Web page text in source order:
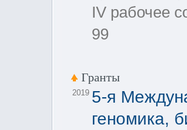
IV рабочее
99
Гранты
2019 5-я
геномика,